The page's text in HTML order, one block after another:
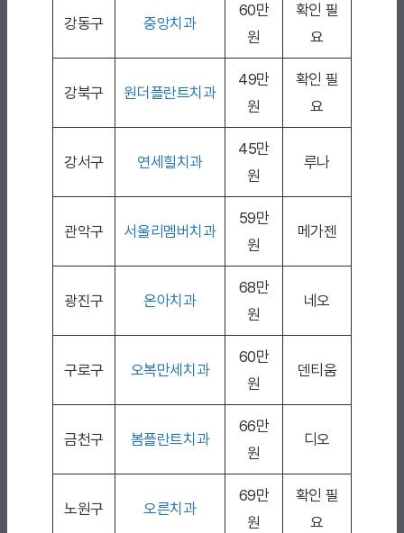
강동구 중앙치과
60만
원
확인 필
요
강북구 원더플란트치과
49만
원
확인 필
요
강서구 연세힐치과
45만
원
루나
관악구 서울리멤버치과
59만
원
메가젠
광진구 온아치과
68만
원
네오
구로구 오복만세치과
60만
원
덴티움
금천구 봄플란트치과
66만
원
디오
노원구 오른치과
69만
원
확인 필
요